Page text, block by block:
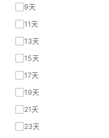
總量50GB
總量50GB量到斷網
每日 500MB 超過降速
每日500MB超過降速
每日500MB超過降速
每日500MB超過降速
每日500MB高速
真吃到飽不降速
9天
11天
13天
15天
17天
19天
21天
23天